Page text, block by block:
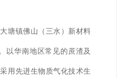
塘镇佛山（三水）新材料
以华南地区常见的蔗渣及
用先进生物质气化技术生